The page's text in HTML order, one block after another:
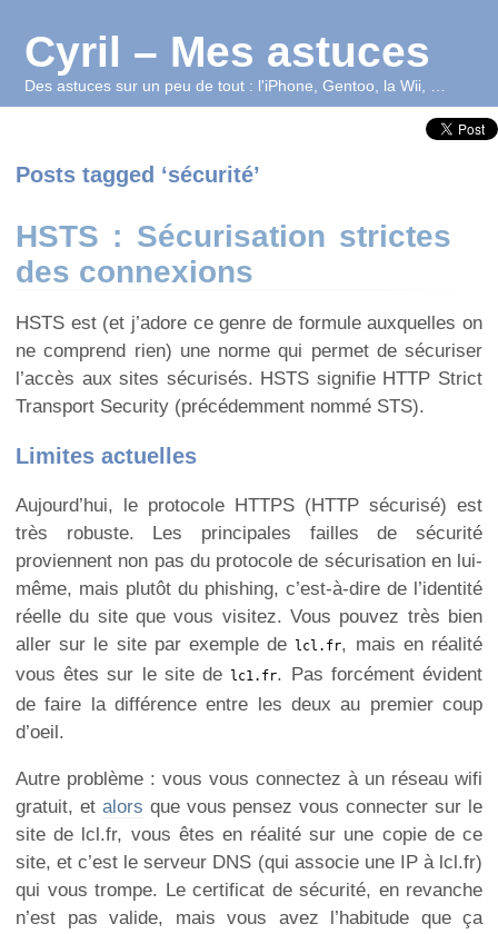
Cyril – Mes astuces
Des astuces sur un peu de tout : l'iPhone, Gentoo, la Wii, …
Posts tagged ‘sécurité’
HSTS : Sécurisation strictes
des connexions
HSTS est (et j’adore ce genre de formule auxquelles on
ne comprend rien) une norme qui permet de sécuriser
l’accès aux sites sécurisés. HSTS signifie HTTP Strict
Transport Security (précédemment nommé STS).
Limites actuelles
Aujourd’hui, le protocole HTTPS (HTTP sécurisé) est
très robuste. Les principales failles de sécurité
proviennent non pas du protocole de sécurisation en lui-
même, mais plutôt du phishing, c’est-à-dire de l’identité
réelle du site que vous visitez. Vous pouvez très bien
aller sur le site par exemple de
lcl.fr, mais en réalité
vous êtes sur le site de
lc1.fr. Pas forcément évident
de faire la différence entre les deux au premier coup
d’oeil.
Autre problème : vous vous connectez à un réseau wifi
gratuit, et alors que vous pensez vous connecter sur le
site de lcl.fr, vous êtes en réalité sur une copie de ce
site, et c’est le serveur DNS (qui associe une IP à lcl.fr)
qui vous trompe. Le certificat de sécurité, en revanche
n’est pas valide, mais vous avez l’habitude que ça